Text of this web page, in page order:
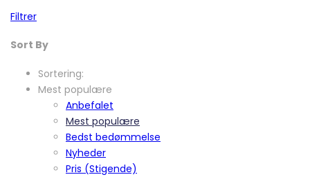
Filtrer
Sort By
Sortering:
Mest populære
Anbefalet
Mest populære
Bedst bedømmelse
Nyheder
Pris (Stigende)